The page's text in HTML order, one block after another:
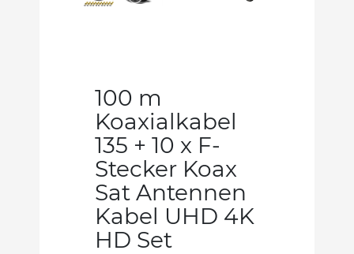
100 m
Koaxialkabel
135 + 10 x F-
Stecker Koax
Sat Antennen
Kabel UHD 4K
HD Set